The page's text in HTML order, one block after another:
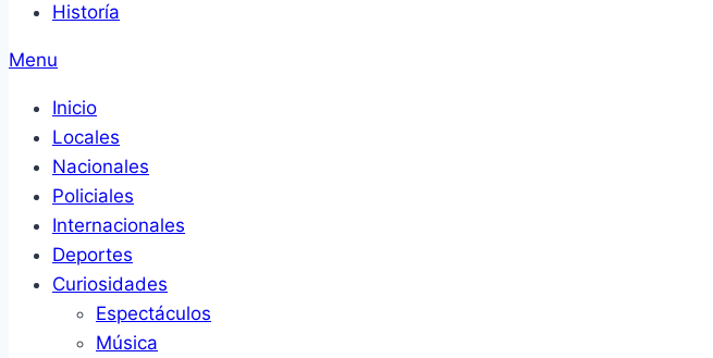
Historía
Menu
Inicio
Locales
Nacionales
Policiales
Internacionales
Deportes
Curiosidades
Espectáculos
Música